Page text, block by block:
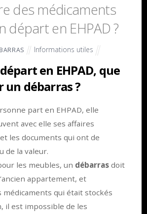
des médicaments
départ en EHPAD ?
Informations utiles
en EHPAD, que
un débarras ?
part en EHPAD, elle
avec elle ses affaires
les documents qui ont de
de la valeur.
les meubles, un débarrasdoit
appartement, et
médicaments qui était stockés
il est impossible de les